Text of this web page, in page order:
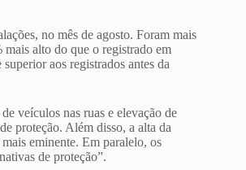
no mês de agosto. Foram mais
alto do que o registrado em
aos registrados antes da
veículos nas ruas e elevação de
proteção. Além disso, a alta da
eminente. Em paralelo, os
de proteção”.